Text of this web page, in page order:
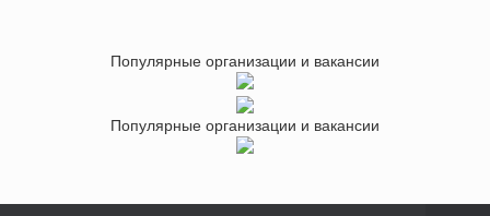
Популярные организации и вакансии
Популярные организации и вакансии